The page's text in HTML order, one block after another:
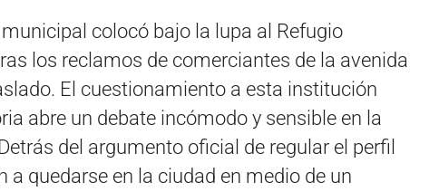
colocó bajo la lupa al Refugio
los reclamos de comerciantes de la avenida
El cuestionamiento a esta institución
abre un debate incómodo y sensible en la
del argumento oficial de regular el perfil
a quedarse en la ciudad en medio de un